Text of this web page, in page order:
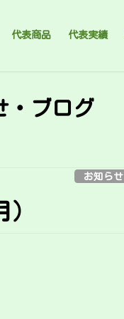
代表商品 代表実績
・ブログ
お知らせ